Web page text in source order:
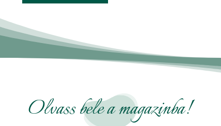
Olvass bele a magazinba!